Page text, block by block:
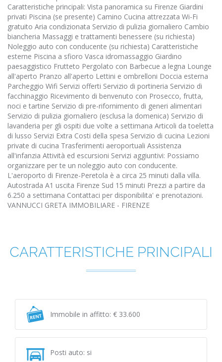
Caratteristiche principali: Vista panoramica su Firenze Giardini
privati Piscina (se presente) Camino Cucina attrezzata Wi-Fi
gratuito Aria condizionata Servizio di pulizia giornaliero Cambio
biancheria Massaggi e trattamenti benessere (su richiesta)
Noleggio auto con conducente (su richiesta) Caratteristiche
esterne Piscina a sfioro Vasca idromassaggio Giardino
paesaggistico Frutteto Pergolato con Barbecue a legna Lounge
all'aperto Pranzo all'aperto Lettini e ombrelloni Doccia esterna
Parcheggio Wifi Servizi offerti Servizio di portineria Servizio di
facchinaggio Ricevimento di benvenuto con Prosecco, frutta,
noci e tartine Servizio di pre-rifornimento di generi alimentari
Servizio di pulizia giornaliero (esclusa la domenica) Servizio di
lavanderia per gli ospiti due volte a settimana Articoli da toeletta
di lusso Servizi Extra Costi della spesa Servizio di cucina Lezioni
private di cucina Trasferimenti aeroportuali Assistenza
all'infanzia Attività ed escursioni Servizi aggiuntivi: Possiamo
organizzare per te un noleggio auto con conducente.
L'aeroporto di Firenze-Peretola è a circa 25 minuti dalla villa.
Autostrada A1 uscita Firenze Sud 15 minuti Prezzi a partire da 
6.250 a settimana Contattaci per disponibilita' e prenotazioni.
VANNUCCI GRETA IMMOBILIARE - FIRENZE
CARATTERISTICHE PRINCIPALI
Immobile in affitto: € 33.600
Posti auto: si